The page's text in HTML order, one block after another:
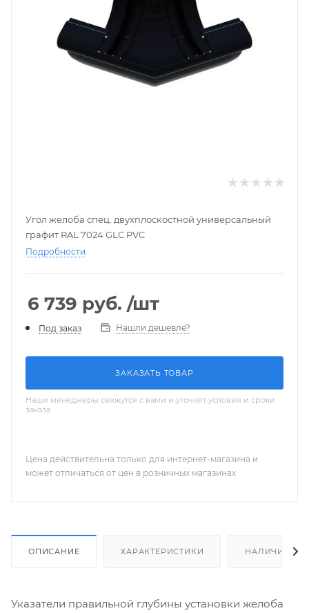
Угол желоба спец. двухплоскостной универсальный
графит RAL 7024 GLC PVC
Подробности
6 739 руб. /шт
Под заказ Нашли дешевле?
ЗАКАЗАТЬ ТОВАР
Наши менеджеры свяжутся с вами и уточнят условия и сроки
заказа
Цена действительна только для интернет-магазина и
может отличаться от цен в розничных магазинах
ОПИСАНИЕ ХАРАКТЕРИСТИКИ НАЛИЧИЕ
Указатели правильной глубины установки желоба